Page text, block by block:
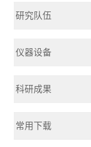
研究队伍
仪器设备
科研成果
常用下载